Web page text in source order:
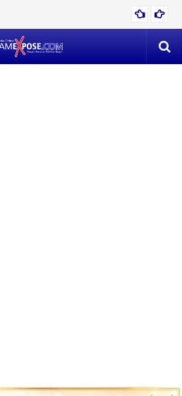
POLISI KEJAR ANDI LALA